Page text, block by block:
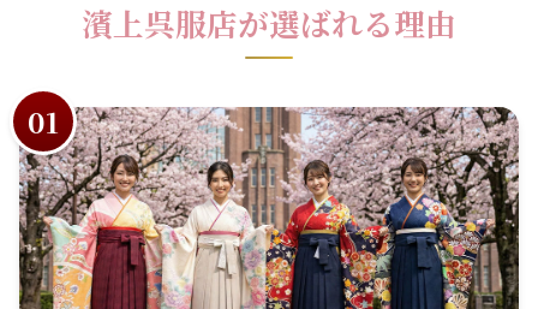
濱上呉服店が選ばれる理由
01